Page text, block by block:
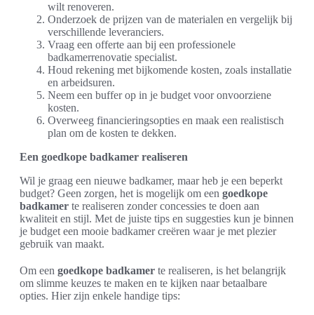
wilt renoveren.
Onderzoek de prijzen van de materialen en vergelijk bij
verschillende leveranciers.
Vraag een offerte aan bij een professionele
badkamerrenovatie specialist.
Houd rekening met bijkomende kosten, zoals installatie
en arbeidsuren.
Neem een buffer op in je budget voor onvoorziene
kosten.
Overweeg financieringsopties en maak een realistisch
plan om de kosten te dekken.
Een goedkope badkamer realiseren
Wil je graag een nieuwe badkamer, maar heb je een beperkt
budget? Geen zorgen, het is mogelijk om een goedkope
badkamer te realiseren zonder concessies te doen aan
kwaliteit en stijl. Met de juiste tips en suggesties kun je binnen
je budget een mooie badkamer creëren waar je met plezier
gebruik van maakt.
Om een goedkope badkamer te realiseren, is het belangrijk
om slimme keuzes te maken en te kijken naar betaalbare
opties. Hier zijn enkele handige tips: